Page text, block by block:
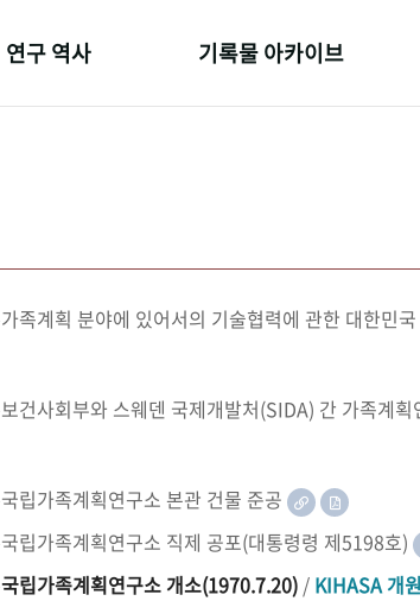
연구 역사 기록물 아카이브
가족계획 분야에 있어서의 기술협력에 관한 대한민
보건사회부와 스웨덴 국제개발처(SIDA) 간 가족계
국립가족계획연구소 본관 건물 준공
국립가족계획연구소 직제 공포(대통령령 제5198호)
국립가족계획연구소 개소(1970.7.20) / KIHASA 개